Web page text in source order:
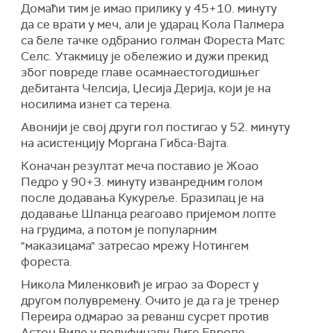
Домаћи тим је имао прилику у 45+10. минуту
да се врати у меч, али је ударац Кола Палмера
са беле тачке одбранио голман Фореста Матс
Селс. Утакмицу је обележио и дужи прекид
због повреде главе осамнаестогодишњег
дебитанта Челсија, Џесија Дерија, који је на
носилима изнет са терена.
Авонији је свој други гол постигао у 52. минуту
на асистенцију Моргана Гибса-Вајта.
Коначан резултат меча поставио је Жоао
Педро у 90+3. минуту изванредним голом
после додавања Кукуреље. Бразилац је на
додавање Шпанца реагоаво пријемом лопте
на грудима, а потом је популарним
"маказицама" затресао мрежу Нотингем
фореста.
Никола Миленковић је играо за Форест у
другом полувремену. Очито је да га је тренер
Переира одмарао за реванш сусрет против